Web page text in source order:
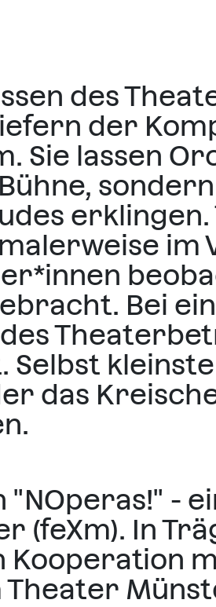
des
der
Sie lassen
im
Bei
kleinste
das
"NOperas!" -
(feXm). In
Kooperation